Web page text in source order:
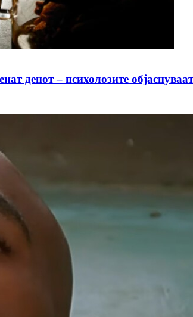
денот – психолозите